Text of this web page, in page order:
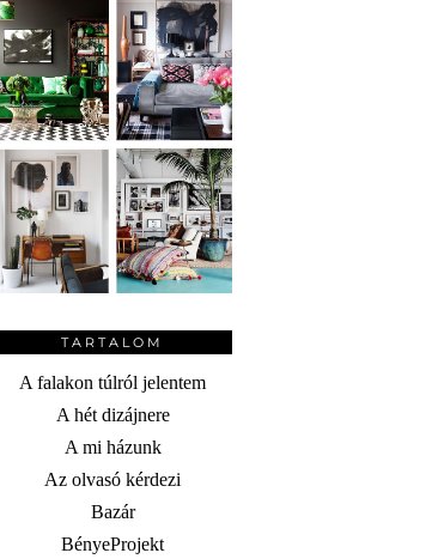
TARTALOM
A falakon túlról jelentem
A hét dizájnere
A mi házunk
Az olvasó kérdezi
Bazár
BényeProjekt